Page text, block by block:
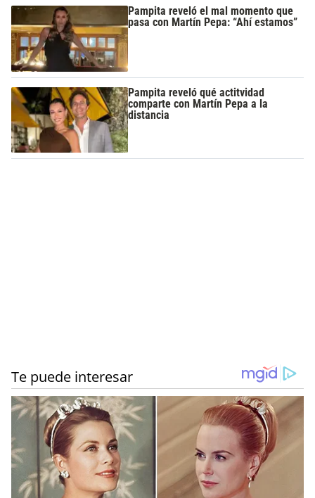
Pampita reveló el mal momento que
pasa con Martín Pepa: “Ahí estamos”
Pampita reveló qué actitvidad
comparte con Martín Pepa a la
distancia